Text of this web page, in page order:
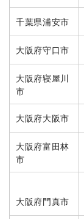
千葉県浦安市
大阪府守口市
大阪府寝屋川
市
大阪府大阪市
大阪府富田林
市
大阪府門真市